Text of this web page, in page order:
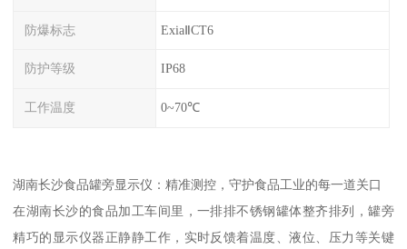
防爆标志 ExiaⅡCT6
防护等级 IP68
工作温度 0~70℃
湖南长沙食品罐旁显示仪：精准测控，守护食品工业的每一道关口
在湖南长沙的食品加工车间里，一排排不锈钢罐体整齐排列，罐旁
精巧的显示仪器正静静工作，实时反馈着温度、液位、压力等关键